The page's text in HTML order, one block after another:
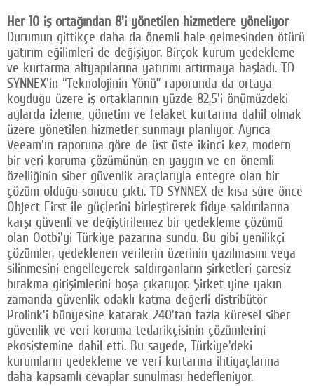
Her 10 iş ortağından 8'i yönetilen hizmetlere yöneliyor
Durumun gittikçe daha da önemli hale gelmesinden ötürü
yatırım eğilimleri de değişiyor. Birçok kurum yedekleme
ve kurtarma altyapılarına yatırımı artırmaya başladı. TD
SYNNEX'in “Teknolojinin Yönü” raporunda da ortaya
koyduğu üzere iş ortaklarının yüzde 82,5'i önümüzdeki
aylarda izleme, yönetim ve felaket kurtarma dahil olmak
üzere yönetilen hizmetler sunmayı planlıyor. Ayrıca
Veeam'ın raporuna göre de üst üste ikinci kez, modern
bir veri koruma çözümünün en yaygın ve en önemli
özelliğinin siber güvenlik araçlarıyla entegre olan bir
çözüm olduğu sonucu çıktı. TD SYNNEX de kısa süre önce
Object First ile güçlerini birleştirerek fidye saldırılarına
karşı güvenli ve değiştirilemez bir yedekleme çözümü
olan Ootbi'yi Türkiye pazarına sundu. Bu gibi yenilikçi
çözümler, yedeklenen verilerin üzerinin yazılmasını veya
silinmesini engelleyerek saldırganların şirketleri çaresiz
bırakma girişimlerini boşa çıkarıyor. Şirket yine yakın
zamanda güvenlik odaklı katma değerli distribütör
Prolink'i bünyesine katarak 240'tan fazla küresel siber
güvenlik ve veri koruma tedarikçisinin çözümlerini
ekosistemine dahil etti. Bu sayede, Türkiye'deki
kurumların yedekleme ve veri kurtarma ihtiyaçlarına
daha kapsamlı cevaplar sunulması hedefleniyor.